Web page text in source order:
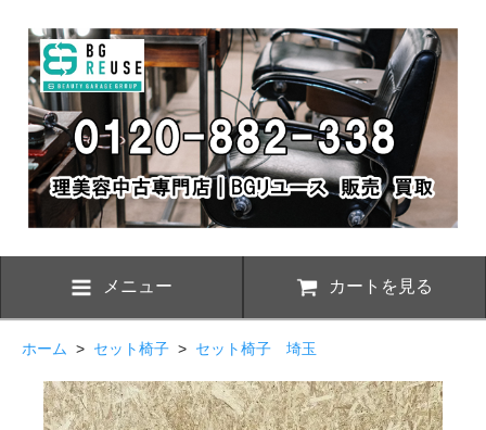
メニュー カートを見る
ホーム > セット椅子 > セット椅子 埼玉